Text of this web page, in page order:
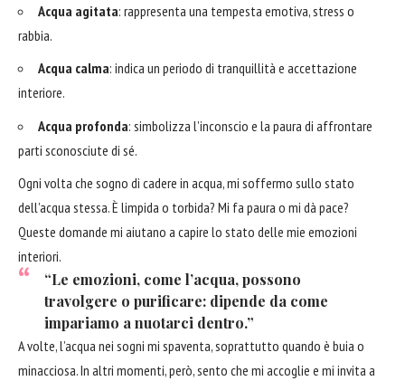
Acqua agitata: rappresenta una tempesta emotiva, stress o
rabbia.
Acqua calma: indica un periodo di tranquillità e accettazione
interiore.
Acqua profonda: simbolizza l’inconscio e la paura di affrontare
parti sconosciute di sé.
Ogni volta che sogno di cadere in acqua, mi soffermo sullo stato
dell’acqua stessa. È limpida o torbida? Mi fa paura o mi dà pace?
Queste domande mi aiutano a capire lo stato delle mie emozioni
interiori.
“Le emozioni, come l’acqua, possono
travolgere o purificare: dipende da come
impariamo a nuotarci dentro.”
A volte, l’acqua nei sogni mi spaventa, soprattutto quando è buia o
minacciosa. In altri momenti, però, sento che mi accoglie e mi invita a